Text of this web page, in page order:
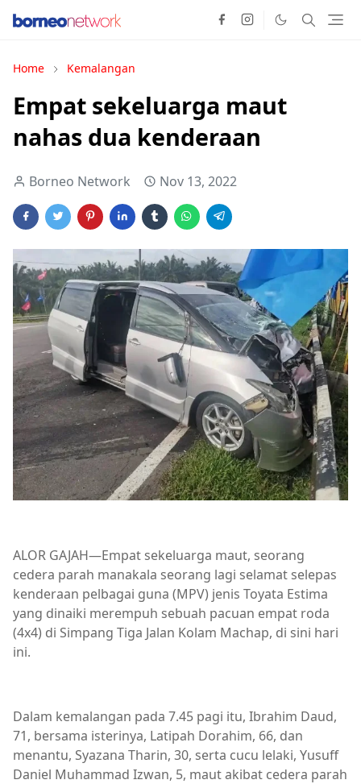
Home Kemalangan
Empat sekeluarga maut
nahas dua kenderaan
Borneo Network Nov 13, 2022
ALOR GAJAH—Empat sekeluarga maut, seorang
cedera parah manakala seorang lagi selamat selepas
kenderaan pelbagai guna (MPV) jenis Toyata Estima
yang dinaiki merempuh sebuah pacuan empat roda
(4x4) di Simpang Tiga Jalan Kolam Machap, di sini hari
ini.
Dalam kemalangan pada 7.45 pagi itu, Ibrahim Daud,
71, bersama isterinya, Latipah Dorahim, 66, dan
menantu, Syazana Tharin, 30, serta cucu lelaki, Yusuff
Daniel Muhammad Izwan, 5, maut akibat cedera parah